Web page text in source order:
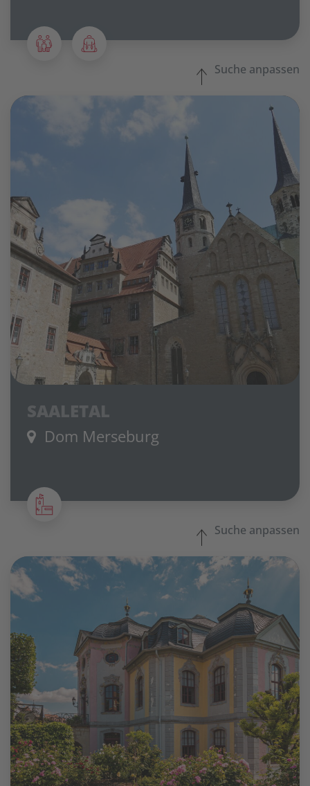
Suche anpassen
SAALETAL
Dom Merseburg
Suche anpassen